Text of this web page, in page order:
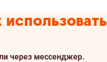
через мессенджер.